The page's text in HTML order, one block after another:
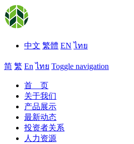
中文 繁體 EN ไทย
简 繁 En ไทย Toggle navigation
首 页
关于我们
产品展示
最新动态
投资者关系
人力资源